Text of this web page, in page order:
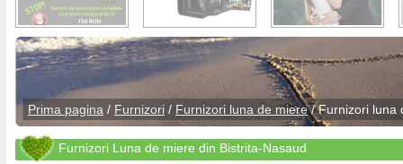
Prima pagina / Furnizori / Furnizori luna de miere/ Furnizori luna
Furnizori Luna de miere din Bistrita-Nasaud